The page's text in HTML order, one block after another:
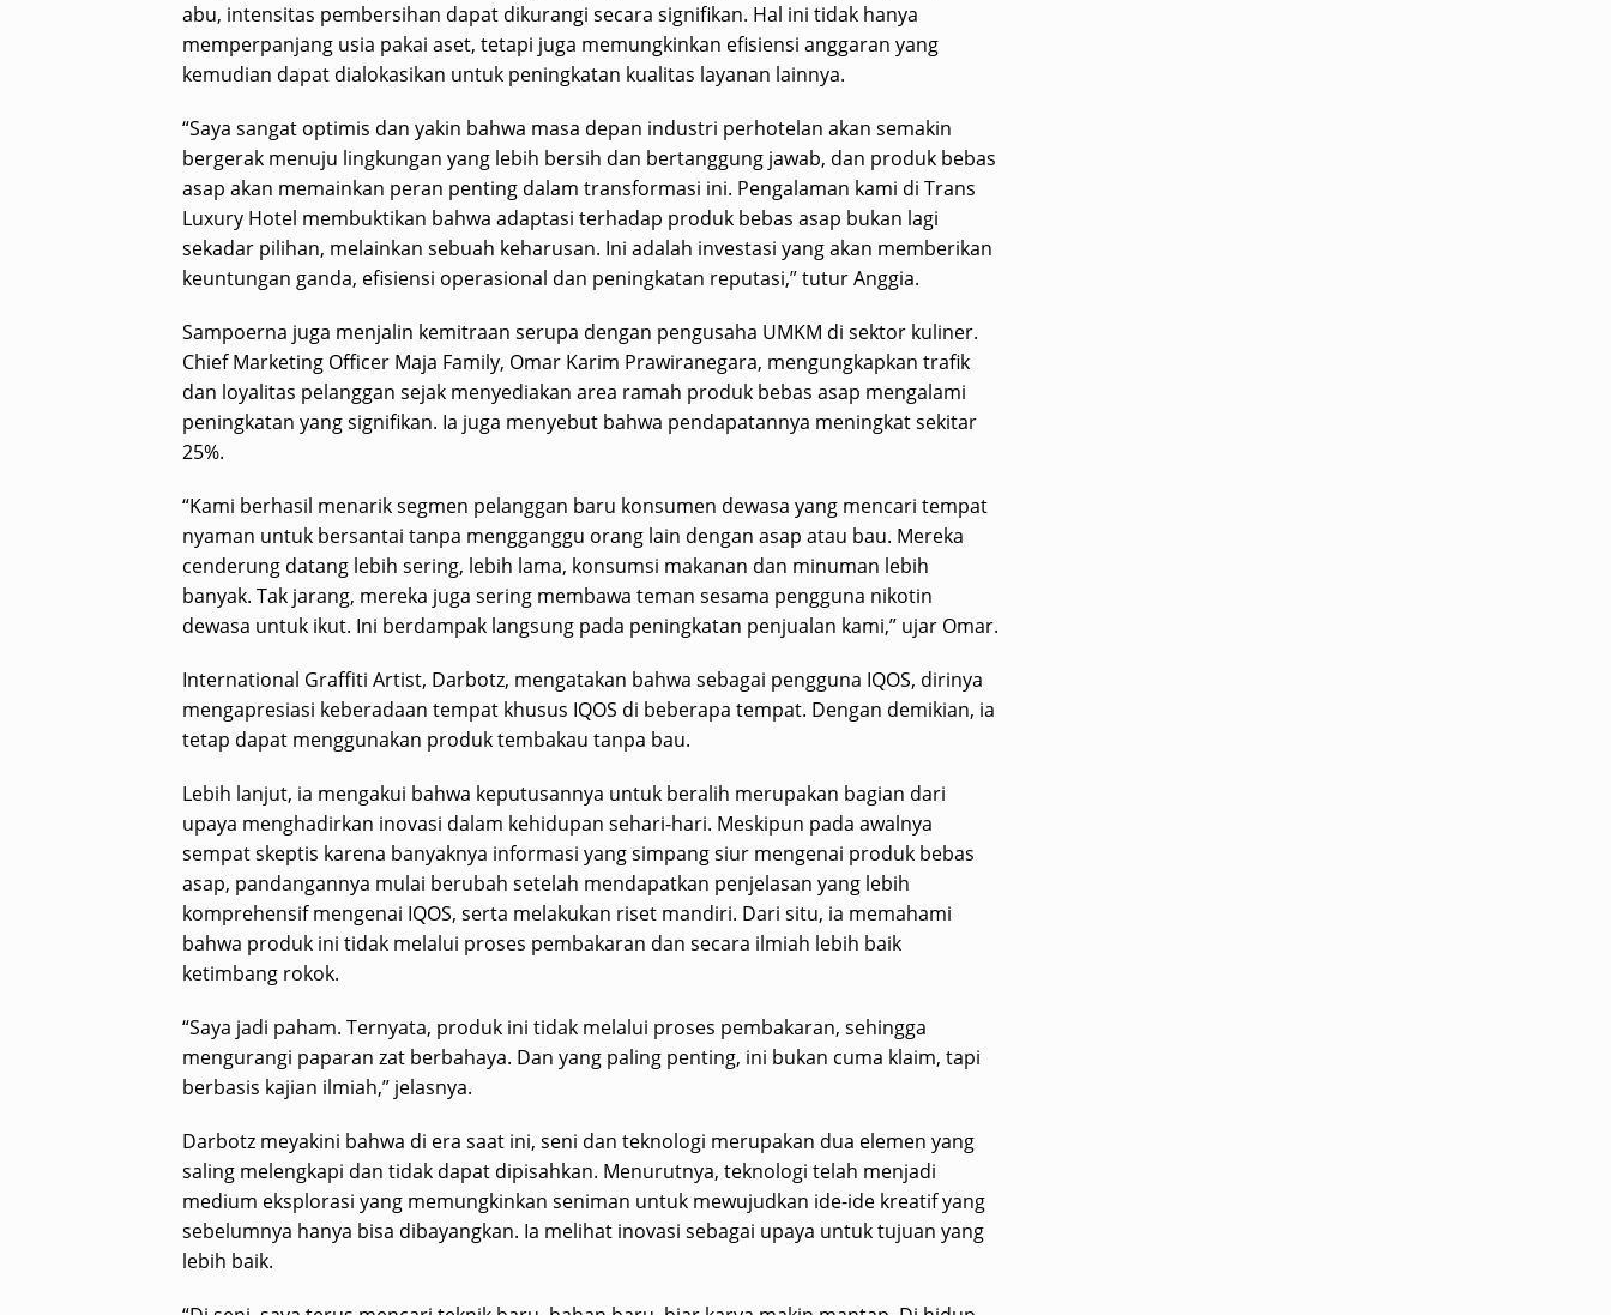
abu, intensitas pembersihan dapat dikurangi secara signifikan. Hal ini tidak hanya
memperpanjang usia pakai aset, tetapi juga memungkinkan efisiensi anggaran yang
kemudian dapat dialokasikan untuk peningkatan kualitas layanan lainnya.
“Saya sangat optimis dan yakin bahwa masa depan industri perhotelan akan semakin
bergerak menuju lingkungan yang lebih bersih dan bertanggung jawab, dan produk bebas
asap akan memainkan peran penting dalam transformasi ini. Pengalaman kami di Trans
Luxury Hotel membuktikan bahwa adaptasi terhadap produk bebas asap bukan lagi
sekadar pilihan, melainkan sebuah keharusan. Ini adalah investasi yang akan memberikan
keuntungan ganda, efisiensi operasional dan peningkatan reputasi,” tutur Anggia.
Sampoerna juga menjalin kemitraan serupa dengan pengusaha UMKM di sektor kuliner.
Chief Marketing Officer Maja Family, Omar Karim Prawiranegara, mengungkapkan trafik
dan loyalitas pelanggan sejak menyediakan area ramah produk bebas asap mengalami
peningkatan yang signifikan. Ia juga menyebut bahwa pendapatannya meningkat sekitar
25%.
“Kami berhasil menarik segmen pelanggan baru konsumen dewasa yang mencari tempat
nyaman untuk bersantai tanpa mengganggu orang lain dengan asap atau bau. Mereka
cenderung datang lebih sering, lebih lama, konsumsi makanan dan minuman lebih
banyak. Tak jarang, mereka juga sering membawa teman sesama pengguna nikotin
dewasa untuk ikut. Ini berdampak langsung pada peningkatan penjualan kami,” ujar Omar.
International Graffiti Artist, Darbotz, mengatakan bahwa sebagai pengguna IQOS, dirinya
mengapresiasi keberadaan tempat khusus IQOS di beberapa tempat. Dengan demikian, ia
tetap dapat menggunakan produk tembakau tanpa bau.
Lebih lanjut, ia mengakui bahwa keputusannya untuk beralih merupakan bagian dari
upaya menghadirkan inovasi dalam kehidupan sehari-hari. Meskipun pada awalnya
sempat skeptis karena banyaknya informasi yang simpang siur mengenai produk bebas
asap, pandangannya mulai berubah setelah mendapatkan penjelasan yang lebih
komprehensif mengenai IQOS, serta melakukan riset mandiri. Dari situ, ia memahami
bahwa produk ini tidak melalui proses pembakaran dan secara ilmiah lebih baik
ketimbang rokok.
“Saya jadi paham. Ternyata, produk ini tidak melalui proses pembakaran, sehingga
mengurangi paparan zat berbahaya. Dan yang paling penting, ini bukan cuma klaim, tapi
berbasis kajian ilmiah,” jelasnya.
Darbotz meyakini bahwa di era saat ini, seni dan teknologi merupakan dua elemen yang
saling melengkapi dan tidak dapat dipisahkan. Menurutnya, teknologi telah menjadi
medium eksplorasi yang memungkinkan seniman untuk mewujudkan ide-ide kreatif yang
sebelumnya hanya bisa dibayangkan. Ia melihat inovasi sebagai upaya untuk tujuan yang
lebih baik.